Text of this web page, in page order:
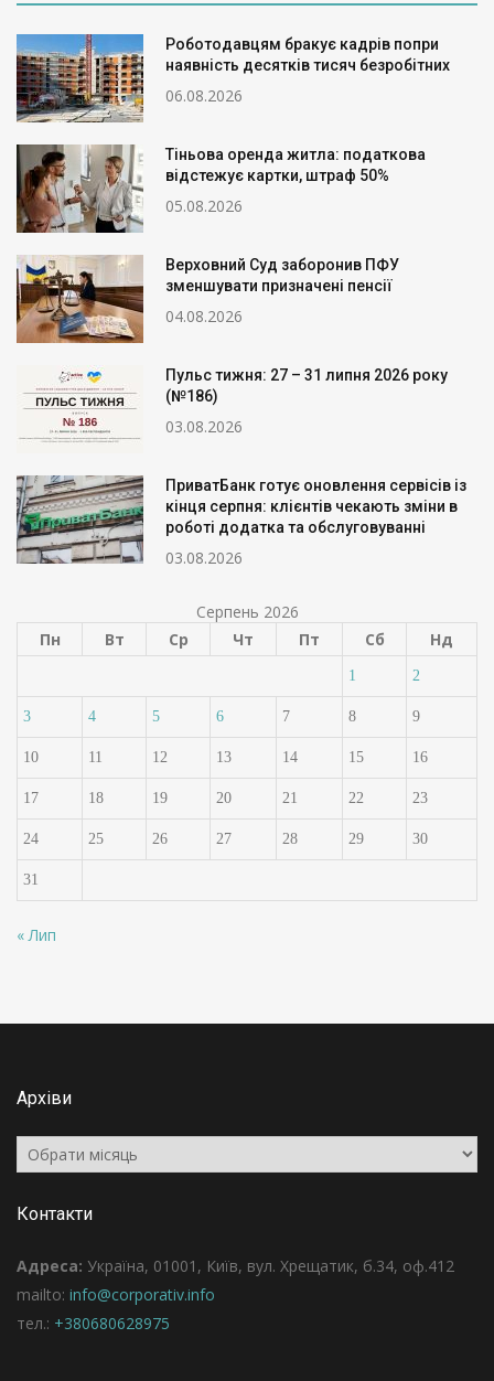
Роботодавцям бракує кадрів попри
наявність десятків тисяч безробітних
06.08.2026
Тіньова оренда житла: податкова
відстежує картки, штраф 50%
05.08.2026
Верховний Суд заборонив ПФУ
зменшувати призначені пенсії
04.08.2026
Пульс тижня: 27 – 31 липня 2026 року
(№186)
03.08.2026
ПриватБанк готує оновлення сервісів із
кінця серпня: клієнтів чекають зміни в
роботі додатка та обслуговуванні
03.08.2026
Серпень 2026
Пн
Вт Ср Чт Пт Сб Нд
1 2
3 4 5 6 7 8 9
10 11 12 13 14 15 16
17 18 19 20 21 22 23
24 25 26 27 28 29 30
31
« Лип
Архіви
Архіви
Контакти
Адреса: Україна, 01001, Київ, вул. Хрещатик, б.34, оф.412
mailto: info@corporativ.info
тел.: +380680628975